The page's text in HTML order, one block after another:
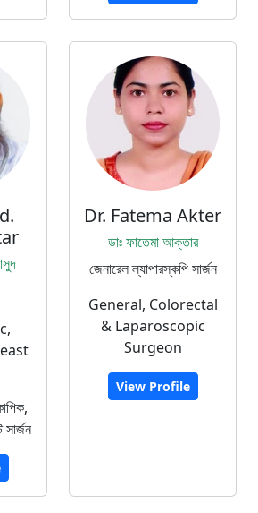
Dr. Fatema Akter
ডাঃ ফাতেমা আক্তার
জেনারেল ল্যাপারস্কপি সার্জন
General, Colorectal
& Laparoscopic
Surgeon
View Profile